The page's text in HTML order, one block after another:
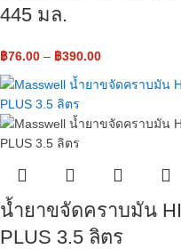
445 มล.
฿76.00 – ฿390.00
น้ำยาขจัดคราบมัน HI
PLUS 3.5 ลิตร